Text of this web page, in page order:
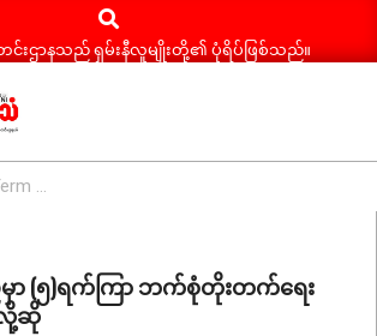
Search
းဌာနသည် ရှမ်းနီလူမျိုးတို့၏ ပုံရိပ်ဖြစ်သည်။
မှာ (၅)ရက်ကြာ ဘက်စုံတိုးတက်ရေး
လို့ဆို